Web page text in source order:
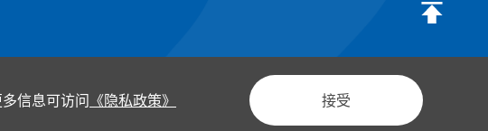
信息可访问 《隐私政策》 接受
沪(浦)应急管危经许[2026]202273（YS）
政策法规
隐私政策
网站地